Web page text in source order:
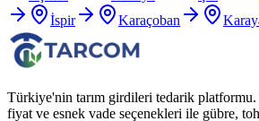
İspir
Karaçoban
Türkiye'nin tarım girdileri tedarik
fiyat ve esnek vade seçenekleri ile gübre,